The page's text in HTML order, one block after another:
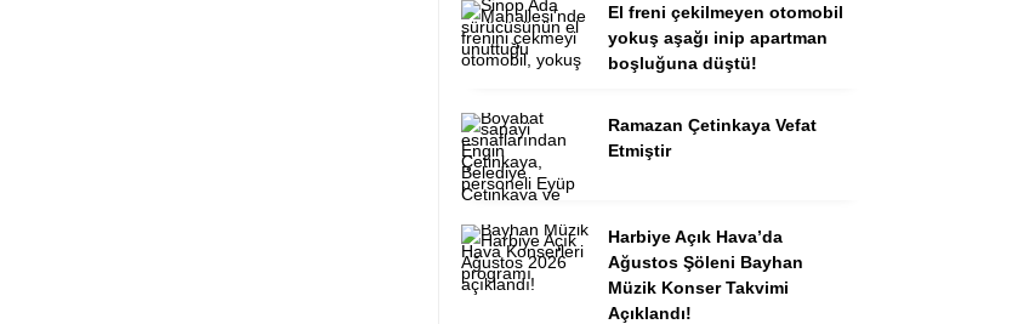
El freni çekilmeyen otomobil
yokuş aşağı inip apartman
boşluğuna düştü!
Ramazan Çetinkaya Vefat
Etmiştir
Harbiye Açık Hava’da
Ağustos Şöleni Bayhan
Müzik Konser Takvimi
Açıklandı!